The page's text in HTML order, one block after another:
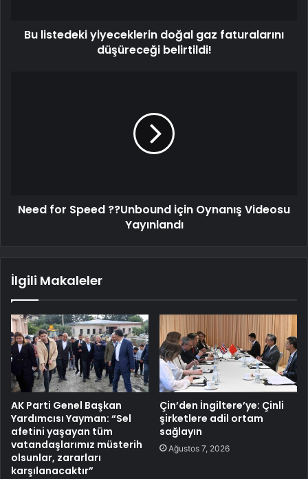
Bu listedeki yiyeceklerin doğal gaz faturalarını
düşüreceği belirtildi!
Need for Speed ??Unbound için Oynanış Videosu
Yayınlandı
İlgili Makaleler
AK Parti Genel Başkan
Yardımcısı Yayman: “Sel
afetini yaşayan tüm
vatandaşlarımız müsterih
olsunlar, zararları
karşılanacaktır”
Çin’den İngiltere’ye: Çinli
şirketlere adil ortam
sağlayın
Ağustos 7, 2026